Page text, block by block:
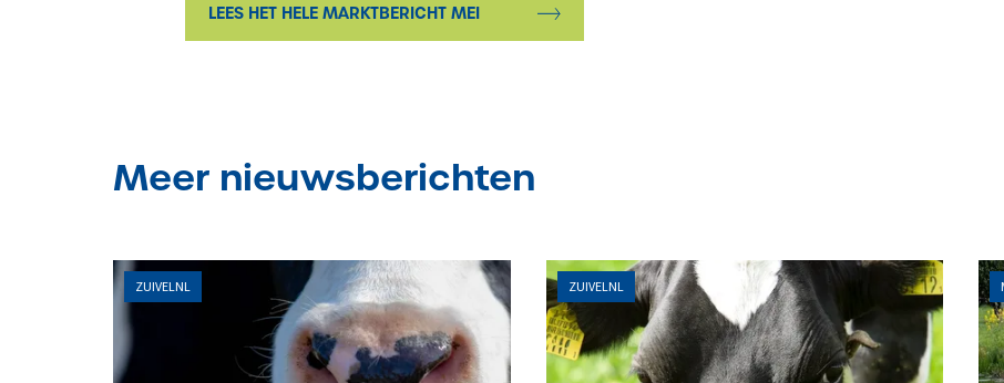
LEES HET HELE MARKTBERICHT MEI
Meer nieuwsberichten
ZUIVELNL ZUIVELNL